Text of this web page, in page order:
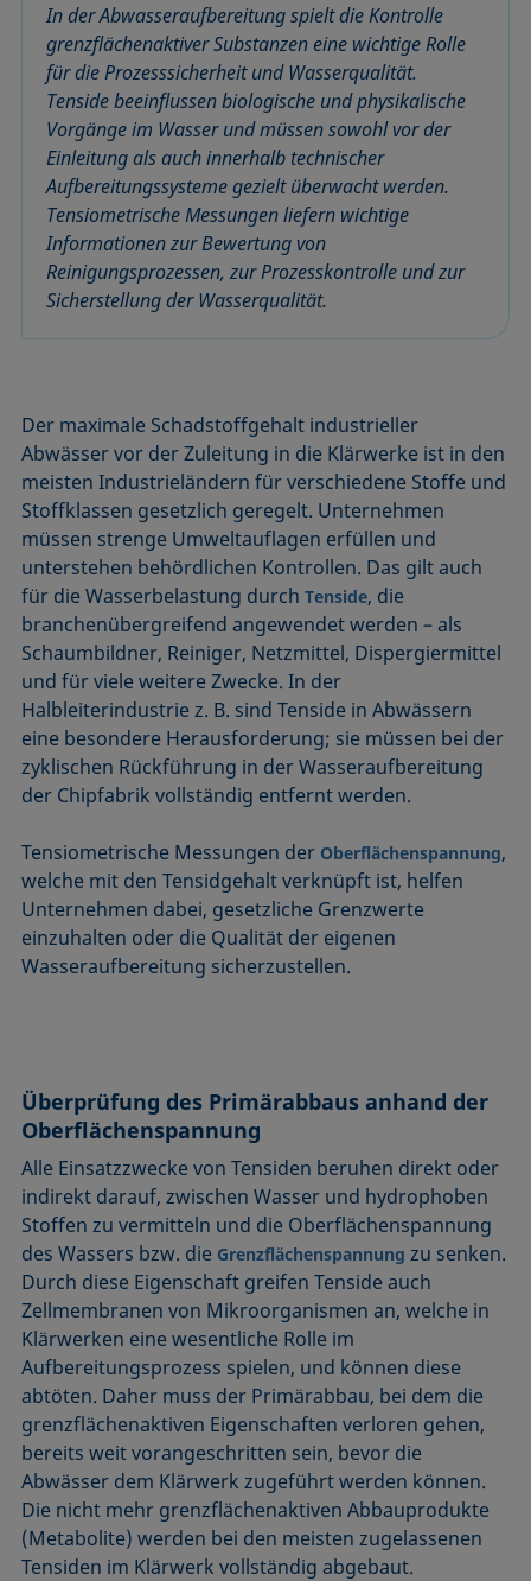
In der Abwasseraufbereitung spielt die Kontrolle
grenzflächenaktiver Substanzen eine wichtige Rolle
für die Prozesssicherheit und Wasserqualität.
Tenside beeinflussen biologische und physikalische
Vorgänge im Wasser und müssen sowohl vor der
Einleitung als auch innerhalb technischer
Aufbereitungssysteme gezielt überwacht werden.
Tensiometrische Messungen liefern wichtige
Informationen zur Bewertung von
Reinigungsprozessen, zur Prozesskontrolle und zur
Sicherstellung der Wasserqualität.
Der maximale Schadstoffgehalt industrieller
Abwässer vor der Zuleitung in die Klärwerke ist in den
meisten Industrieländern für verschiedene Stoffe und
Stoffklassen gesetzlich geregelt. Unternehmen
müssen strenge Umweltauflagen erfüllen und
unterstehen behördlichen Kontrollen. Das gilt auch
für die Wasserbelastung durchTenside, die
branchenübergreifend angewendet werden – als
Schaumbildner, Reiniger, Netzmittel, Dispergiermittel
und für viele weitere Zwecke. In der
Halbleiterindustrie z. B. sind Tenside in Abwässern
eine besondere Herausforderung; sie müssen bei der
zyklischen Rückführung in der Wasseraufbereitung
der Chipfabrik vollständig entfernt werden.
Tensiometrische Messungen der Oberflächenspannung,
welche mit den Tensidgehalt verknüpft ist, helfen
Unternehmen dabei, gesetzliche Grenzwerte
einzuhalten oder die Qualität der eigenen
Wasseraufbereitung sicherzustellen.
Überprüfung des Primärabbaus anhand der
Oberflächenspannung
Alle Einsatzzwecke von Tensiden beruhen direkt oder
indirekt darauf, zwischen Wasser und hydrophoben
Stoffen zu vermitteln und die Oberflächenspannung
des Wassers bzw. die Grenzflächenspannung zu senken.
Durch diese Eigenschaft greifen Tenside auch
Zellmembranen von Mikroorganismen an, welche in
Klärwerken eine wesentliche Rolle im
Aufbereitungsprozess spielen, und können diese
abtöten. Daher muss der Primärabbau, bei dem die
grenzflächenaktiven Eigenschaften verloren gehen,
bereits weit vorangeschritten sein, bevor die
Abwässer dem Klärwerk zugeführt werden können.
Die nicht mehr grenzflächenaktiven Abbauprodukte
(Metabolite) werden bei den meisten zugelassenen
Tensiden im Klärwerk vollständig abgebaut.